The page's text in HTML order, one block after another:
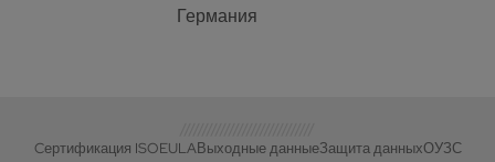
Германия
Cертификация ISOEULAВыходные данныеЗащита данныхОУЗС